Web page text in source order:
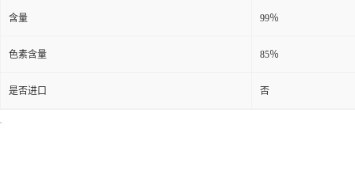
含量 99％
色素含量 85％
是否进口 否